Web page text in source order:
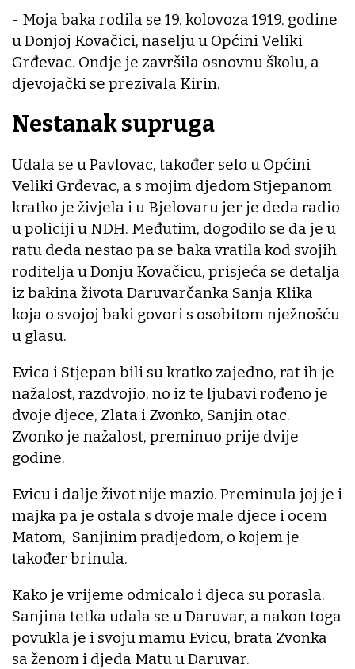
- Moja baka rodila se 19. kolovoza 1919. godine
u Donjoj Kovačici, naselju u Općini Veliki
Grđevac. Ondje je završila osnovnu školu, a
djevojački se prezivala Kirin.
Nestanak supruga
Udala se u Pavlovac, također selo u Općini
Veliki Grđevac, a s mojim djedom Stjepanom
kratko je živjela i u Bjelovaru jer je deda radio
u policiji u NDH. Međutim, dogodilo se da je u
ratu deda nestao pa se baka vratila kod svojih
roditelja u Donju Kovačicu, prisjeća se detalja
iz bakina života Daruvarčanka Sanja Klika
koja o svojoj baki govori s osobitom nježnošću
u glasu.
Evica i Stjepan bili su kratko zajedno, rat ih je
nažalost, razdvojio, no iz te ljubavi rođeno je
dvoje djece, Zlata i Zvonko, Sanjin otac.
Zvonko je nažalost, preminuo prije dvije
godine.
Evicu i dalje život nije mazio. Preminula joj je i
majka pa je ostala s dvoje male djece i ocem
Matom, Sanjinim pradjedom, o kojem je
također brinula.
Kako je vrijeme odmicalo i djeca su porasla.
Sanjina tetka udala se u Daruvar, a nakon toga
povukla je i svoju mamu Evicu, brata Zvonka
sa ženom i djeda Matu u Daruvar.